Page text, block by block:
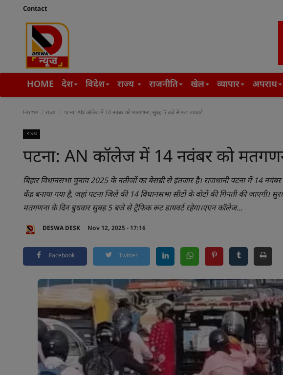
Contact
HOME देश विदेश राज्य राजनीति खेल व्यापार अपराध
Home राज्य पटना: AN कॉलेज में 14 नवंबर को मतगणना, सुबह 5 बजे से रूट डायवर्ट
राज्य
पटना: AN कॉलेज में 14 नवंबर को
बिहार विधानसभा चुनाव 2025 के नतीजों का बेसब्री से इंतजार है। राजधानी पटना में
केंद्र बनाया गया है, जहां पटना जिले की 14 विधानसभा सीटों के वोटों की गिनती की जाएगी।
मतगणना के दिन बुधवार सुबह 5 बजे से ट्रैफिक रूट डायवर्ट रहेगा।एएन कॉलेज...
DESWA DESK Nov 12, 2025 - 17:16
Facebook Twitter